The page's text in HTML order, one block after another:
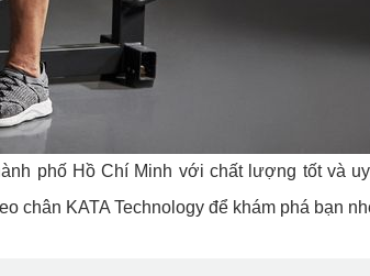
phố Hồ Chí Minh với chất lượng tốt và
chân KATA Technology để khám phá bạn